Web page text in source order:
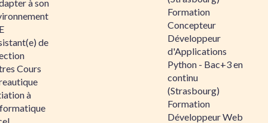
à son
de
Cours
à
Formation
Concepteur
Développeur
d'Applications
Python - Bac+3 en
continu
(Strasbourg)
Formation
Développeur Web